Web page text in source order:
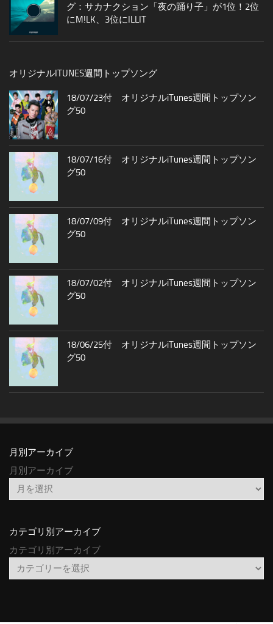
グ：サカナクション「夜の踊り子」が1位！2位
にM!LK、3位にILLIT
オリジナルITUNES週間トップソング
18/07/23付 オリジナルiTunes週間トップソン
グ50
18/07/16付 オリジナルiTunes週間トップソン
グ50
18/07/09付 オリジナルiTunes週間トップソン
グ50
18/07/02付 オリジナルiTunes週間トップソン
グ50
18/06/25付 オリジナルiTunes週間トップソン
グ50
月別アーカイブ
月別アーカイブ
カテゴリ別アーカイブ
カテゴリ別アーカイブ